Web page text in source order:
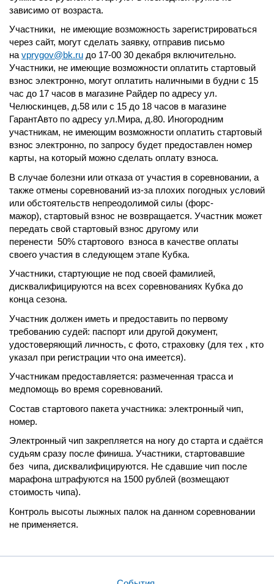
зависимо от возраста.
Участники, не имеющие возможность зарегистрироваться
через сайт, могут сделать заявку, отправив письмо
на vprygov@bk.ru до 17-00 30 декабря включительно.
Участники, не имеющие возможности оплатить стартовый
взнос электронно, могут оплатить наличными в будни с 15
час до 17 часов в магазине Райдер по адресу ул.
Челюскинцев, д.58 или с 15 до 18 часов в магазине
ГарантАвто по адресу ул.Мира, д.80. Иногородним
участникам, не имеющим возможности оплатить стартовый
взнос электронно, по запросу будет предоставлен номер
карты, на который можно сделать оплату взноса.
В случае болезни или отказа от участия в соревновании, а
также отмены соревнований из-за плохих погодных условий
или обстоятельств непреодолимой силы (форс-
мажор), стартовый взнос не возвращается. Участник может
передать свой стартовый взнос другому или
перенести 50% стартового взноса в качестве оплаты
своего участия в следующем этапе Кубка.
Участники, стартующие не под своей фамилией,
дисквалифицируются на всех соревнованиях Кубка до
конца сезона.
Участник должен иметь и предоставить по первому
требованию судей: паспорт или другой документ,
удостоверяющий личность, с фото, страховку (для тех , кто
указал при регистрации что она имеется).
Участникам предоставляется: размеченная трасса и
медпомощь во время соревнований.
Состав стартового пакета участника: электронный чип,
номер.
Электронный чип закрепляется на ногу до старта и сдаётся
судьям сразу после финиша. Участники, стартовавшие
без чипа, дисквалифицируются. Не сдавшие чип после
марафона штрафуются на 1500 рублей (возмещают
стоимость чипа).
Контроль высоты лыжных палок на данном соревновании
не применяется.